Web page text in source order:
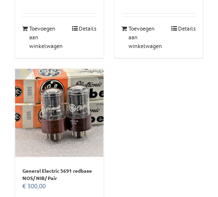
Toevoegen
aan
winkelwagen
Details
Toevoegen
aan
winkelwagen
Details
General Electric 5691 redbase
NOS/ NIB/ Pair
€ 300,00